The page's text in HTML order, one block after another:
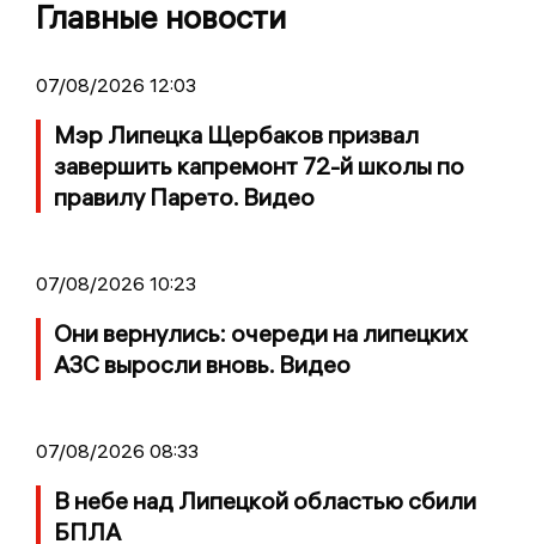
Главные новости
07/08/2026 12:03
Мэр Липецка Щербаков призвал
завершить капремонт 72-й школы по
правилу Парето. Видео
07/08/2026 10:23
Они вернулись: очереди на липецких
АЗС выросли вновь. Видео
07/08/2026 08:33
В небе над Липецкой областью сбили
БПЛА